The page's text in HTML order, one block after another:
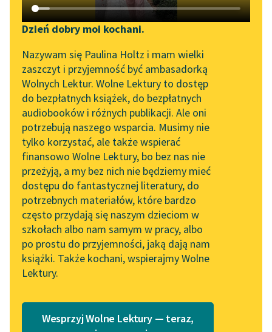
Katalog DAISY
Podkasty o książkach
Zgłoś brak utworu
Aktualności
„Prokurator Alicja Horn”
do słuchania
Byliśmy częścią AI Impact
Lab
Zapraszamy na spotkanie
online z tłumaczkami
literatury skandynawskiej
Spotkanie z Katarzyną
Tunkiel w Oslo
102. lata temu zmarł
Joseph Conrad
Narzędzia
Mapa Wolnych Lektur
Leśmianator
Przewodnik dla piszących i
czytających
API
OAI-PMH
Widget Wolnych Lektur
Przypisy
Katalog w formacie PDF
Dzień dobry moi kochani.
Nazywam się Paulina Holtz i mam wielki
zaszczyt i przyjemność być ambasadorką
Wolnych Lektur. Wolne Lektury to dostęp
do bezpłatnych książek, do bezpłatnych
audiobooków i różnych publikacji. Ale oni
potrzebują naszego wsparcia. Musimy nie
tylko korzystać, ale także wspierać
finansowo Wolne Lektury, bo bez nas nie
przeżyją, a my bez nich nie będziemy mieć
dostępu do fantastycznej literatury, do
potrzebnych materiałów, które bardzo
często przydają się naszym dzieciom w
szkołach albo nam samym w pracy, albo
po prostu do przyjemności, jaką dają nam
książki. Także kochani, wspierajmy Wolne
Lektury.
Wesprzyj Wolne Lektury — teraz,
Bajki i powiastki
Dwa pługi
Henryś i Waluś
Pierścionek
Adelka
Czysty kotek
pobierz książkę